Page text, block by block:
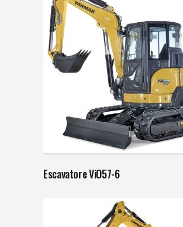
Escavatore ViO57-6